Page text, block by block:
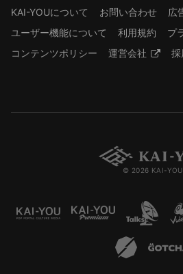
KAI-YOUについて
お問い合わせ
広
ユーザー機能について
利用規約
プ
コンテンツポリシー
運営会社 採
© 2026 KAI-YOU